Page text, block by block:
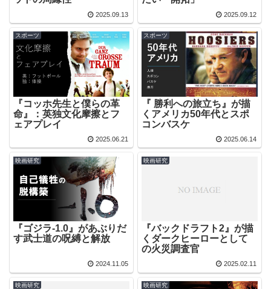
2025.09.13 2025.09.12
スポーツ
『コッホ先生と僕らの革
命』：英独文化摩擦とフ
ェアプレイ
2025.06.21
スポーツ
『 勝利への旅立ち』が描
くアメリカ50年代とスポ
コンバスケ
2025.06.14
映画研究
『ゴジラ-1.0』があぶりだ
す武士道の呪縛と解放
2024.11.05
映画研究
『バックドラフト2』が描
くダークヒーローとして
の火災調査官
2025.02.11
映画研究 映画研究